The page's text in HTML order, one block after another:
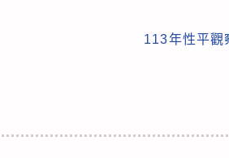
113年性平觀